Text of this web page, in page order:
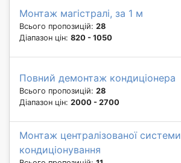
Монтаж магістралі, за 1 м
Всього пропозицій: 28
Діапазон цін: 820 - 1050
Повний демонтаж кондиціонера
Всього пропозицій: 28
Діапазон цін: 2000 - 2700
Монтаж централізованої системи
кондиціонування